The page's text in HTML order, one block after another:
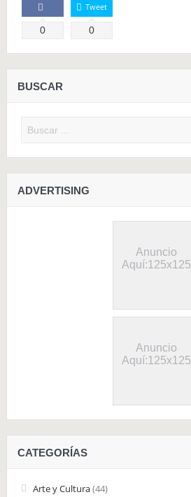
Comparte
0
Tweet
0
BUSCAR
ADVERTISING
Anuncio
Aquí:125x125
Anuncio
Aquí:125x125
CATEGORÍAS
Arte y Cultura(44)